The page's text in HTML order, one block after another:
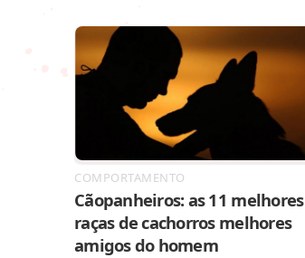
COMPORTAMENTO
Cãopanheiros: as 11 melhores
raças de cachorros melhores
amigos do homem